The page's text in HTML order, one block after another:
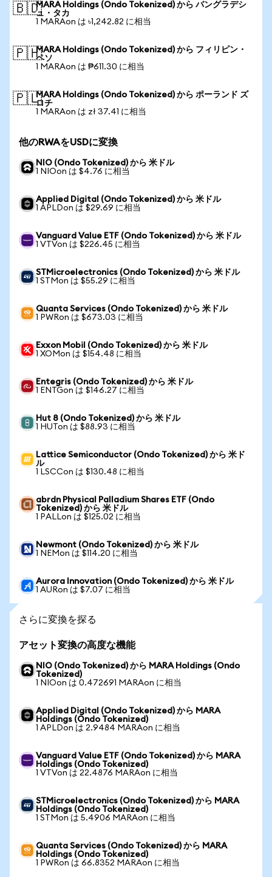
🇧🇩MARA Holdings (Ondo Tokenized) から バングラデシ
ュ・タカ
1 MARAon は ৳1,242.82 に相当
🇵🇭MARA Holdings (Ondo Tokenized) から フィリピン・
ペソ
1 MARAon は ₱611.30 に相当
🇵🇱MARA Holdings (Ondo Tokenized) から ポーランド ズ
ロチ
1 MARAon は zł 37.41 に相当
他のRWAをUSDに変換
NIO (Ondo Tokenized) から 米ドル
1 NIOon は $4.76 に相当
Applied Digital (Ondo Tokenized) から 米ドル
1 APLDon は $29.69 に相当
Vanguard Value ETF (Ondo Tokenized) から 米ドル
1 VTVon は $226.45 に相当
STMicroelectronics (Ondo Tokenized) から 米ドル
1 STMon は $55.29 に相当
Quanta Services (Ondo Tokenized) から 米ドル
1 PWRon は $673.03 に相当
Exxon Mobil (Ondo Tokenized) から 米ドル
1 XOMon は $154.48 に相当
Entegris (Ondo Tokenized) から 米ドル
1 ENTGon は $146.27 に相当
Hut 8 (Ondo Tokenized) から 米ドル
1 HUTon は $88.93 に相当
Lattice Semiconductor (Ondo Tokenized) から 米ド
ル
1 LSCCon は $130.48 に相当
abrdn Physical Palladium Shares ETF (Ondo
Tokenized) から 米ドル
1 PALLon は $125.02 に相当
Newmont (Ondo Tokenized) から 米ドル
1 NEMon は $114.20 に相当
Aurora Innovation (Ondo Tokenized) から 米ドル
1 AURon は $7.07 に相当
さらに変換を探る
アセット変換の高度な機能
NIO (Ondo Tokenized) から MARA Holdings (Ondo
Tokenized)
1 NIOon は 0.472691 MARAon に相当
Applied Digital (Ondo Tokenized) から MARA
Holdings (Ondo Tokenized)
1 APLDon は 2.9484 MARAon に相当
Vanguard Value ETF (Ondo Tokenized) から MARA
Holdings (Ondo Tokenized)
1 VTVon は 22.4876 MARAon に相当
STMicroelectronics (Ondo Tokenized) から MARA
Holdings (Ondo Tokenized)
1 STMon は 5.4906 MARAon に相当
Quanta Services (Ondo Tokenized) から MARA
Holdings (Ondo Tokenized)
1 PWRon は 66.8352 MARAon に相当